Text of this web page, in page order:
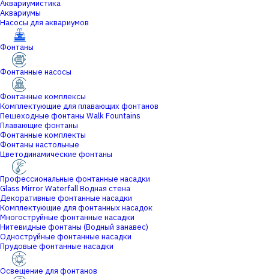
Аквариумистика
Аквариумы
Насосы для аквариумов
Фонтаны
Фонтанные насосы
Фонтанные комплексы
Комплектующие для плавающих фонтанов
Пешеходные фонтаны Walk Fountains
Плавающие фонтаны
Фонтанные комплекты
Фонтаны настольные
Цветодинамические фонтаны
Профессиональные фонтанные насадки
Glass Mirror Waterfall Водная стена
Декоративные фонтанные насадки
Комплектующие для фонтанных насадок
Многоструйные фонтанные насадки
Нитевидные фонтаны (Водный занавес)
Одноструйные фонтанные насадки
Прудовые фонтанные насадки
Освещение для фонтанов